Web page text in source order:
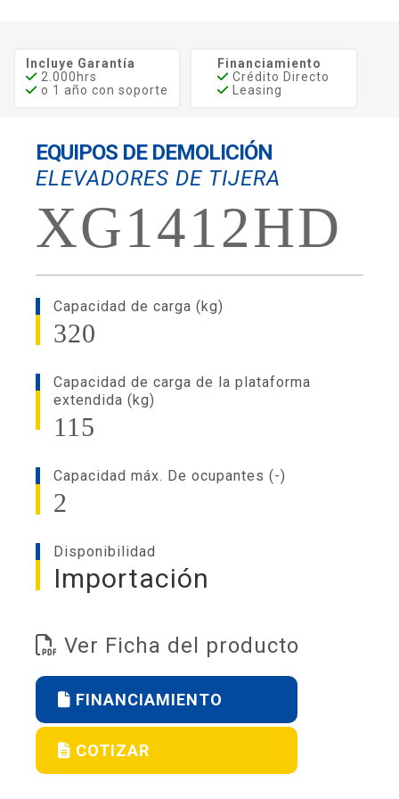
Incluye Garantía
2.000hrs
o 1 año con soporte
Financiamiento
Crédito Directo
Leasing
EQUIPOS DE DEMOLICIÓN
ELEVADORES DE TIJERA
XG1412HD
Capacidad de carga (kg)
320
Capacidad de carga de la plataforma
extendida (kg)
115
Capacidad máx. De ocupantes (-)
2
Disponibilidad
Importación
Ver Ficha del producto
FINANCIAMIENTO
COTIZAR